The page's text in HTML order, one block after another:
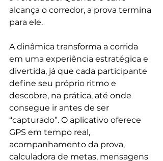
alcança o corredor, a prova termina
para ele.
A dinâmica transforma a corrida
em uma experiência estratégica e
divertida, já que cada participante
define seu próprio ritmo e
descobre, na prática, até onde
consegue ir antes de ser
“capturado”. O aplicativo oferece
GPS em tempo real,
acompanhamento da prova,
calculadora de metas, mensagens